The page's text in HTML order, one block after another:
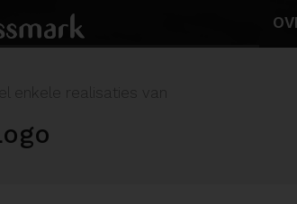
enkele realisaties van